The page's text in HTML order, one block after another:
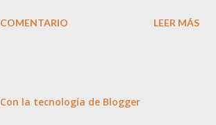
de la honestidad y defensores acérrimos de
muy fino, educado, bien parecido y tener
LEER MÁS
Con la tecnología de Blogger